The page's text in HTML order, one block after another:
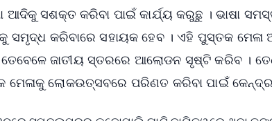
ଆଦିକୁ ସଶକ୍ତ କରିବା ପାଇଁ କାର୍ଯ୍ୟ କରୁଛୁ । ଭାଷା
ସମୃଦ୍ଧ କରିବାରେ ସହାୟକ ହେବ । ଏହି ପୁସ୍ତକ
ଜାତୀୟ ସ୍ତରରେ ଆଲୋଡନ ସୃଷ୍ଟି କରିବ ।
ମେଳାକୁ ଲୋକଉତ୍ସବରେ ପରିଣତ କରିବା ପାଇଁ